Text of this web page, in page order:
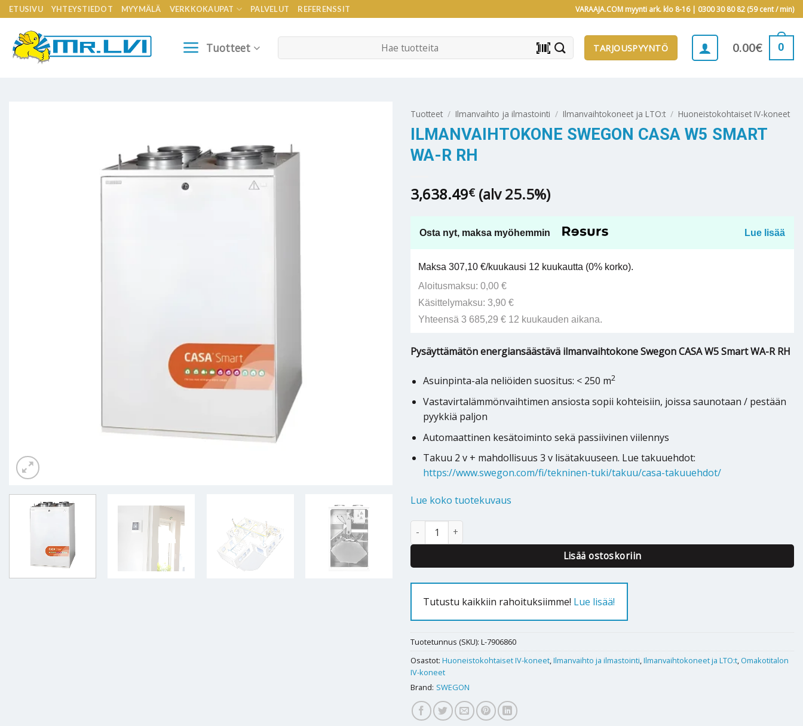
Skip
to
content
ETUSIVU YHTEYSTIEDOT MYYMÄLÄ VERKKOKAUPAT PALVELUT REFERENSSIT VARAAJA.COM myynti ark. klo 8-16 | 0300 30 80 82 (59 cent / min)
Tuotteet barcode_scanner TARJOUSPYYNTÖ 0.00€ 0
Tuotteet / Ilmanvaihto ja ilmastointi / Ilmanvaihtokoneet ja LTO:t / Huoneistokohtaiset IV-koneet
ILMANVAIHTOKONE SWEGON CASA W5 SMART
WA-R RH
3,638.49€ (alv 25.5%)
Osta nyt, maksa myöhemmin Lue lisää
Maksa 307,10 €/kuukausi 12 kuukautta (0% korko).
Aloitusmaksu: 0,00 €
Käsittelymaksu: 3,90 €
Yhteensä 3 685,29 € 12 kuukauden aikana.
Pysäyttämätön energiansäästävä ilmanvaihtokone Swegon CASA W5 Smart WA-R RH
Asuinpinta-ala neliöiden suositus: < 250 m2
Vastavirtalämmönvaihtimen ansiosta sopii kohteisiin, joissa saunotaan / pestään
pyykkiä paljon
Automaattinen kesätoiminto sekä passiivinen viilennys
Takuu 2 v + mahdollisuus 3 v lisätakuuseen. Lue takuuehdot:
https://www.swegon.com/fi/tekninen-tuki/takuu/casa-takuuehdot/
Lue koko tuotekuvaus
Ilmanvaihtokone Swegon CASA W5 Smart WA-R RH määrä
Lisää ostoskoriin
Tutustu kaikkiin rahoituksiimme! Lue lisää!
Tuotetunnus (SKU): L-7906860
Osastot: Huoneistokohtaiset IV-koneet,Ilmanvaihto ja ilmastointi,Ilmanvaihtokoneet ja LTO:t, Omakotitalon
IV-koneet
Brand: SWEGON